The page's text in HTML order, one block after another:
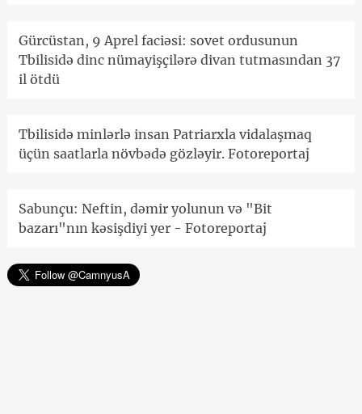
Gürcüstan, 9 Aprel faciəsi: sovet ordusunun
Tbilisidə dinc nümayişçilərə divan tutmasından 37
il ötdü
Tbilisidə minlərlə insan Patriarxla vidalaşmaq
üçün saatlarla növbədə gözləyir. Fotoreportaj
Sabunçu: Neftin, dəmir yolunun və "Bit
bazarı"nın kəsişdiyi yer - Fotoreportaj